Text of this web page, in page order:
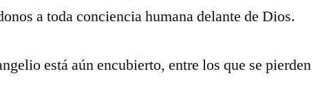
a toda conciencia humana delante de Dios.
está aún encubierto, entre los que se pierden